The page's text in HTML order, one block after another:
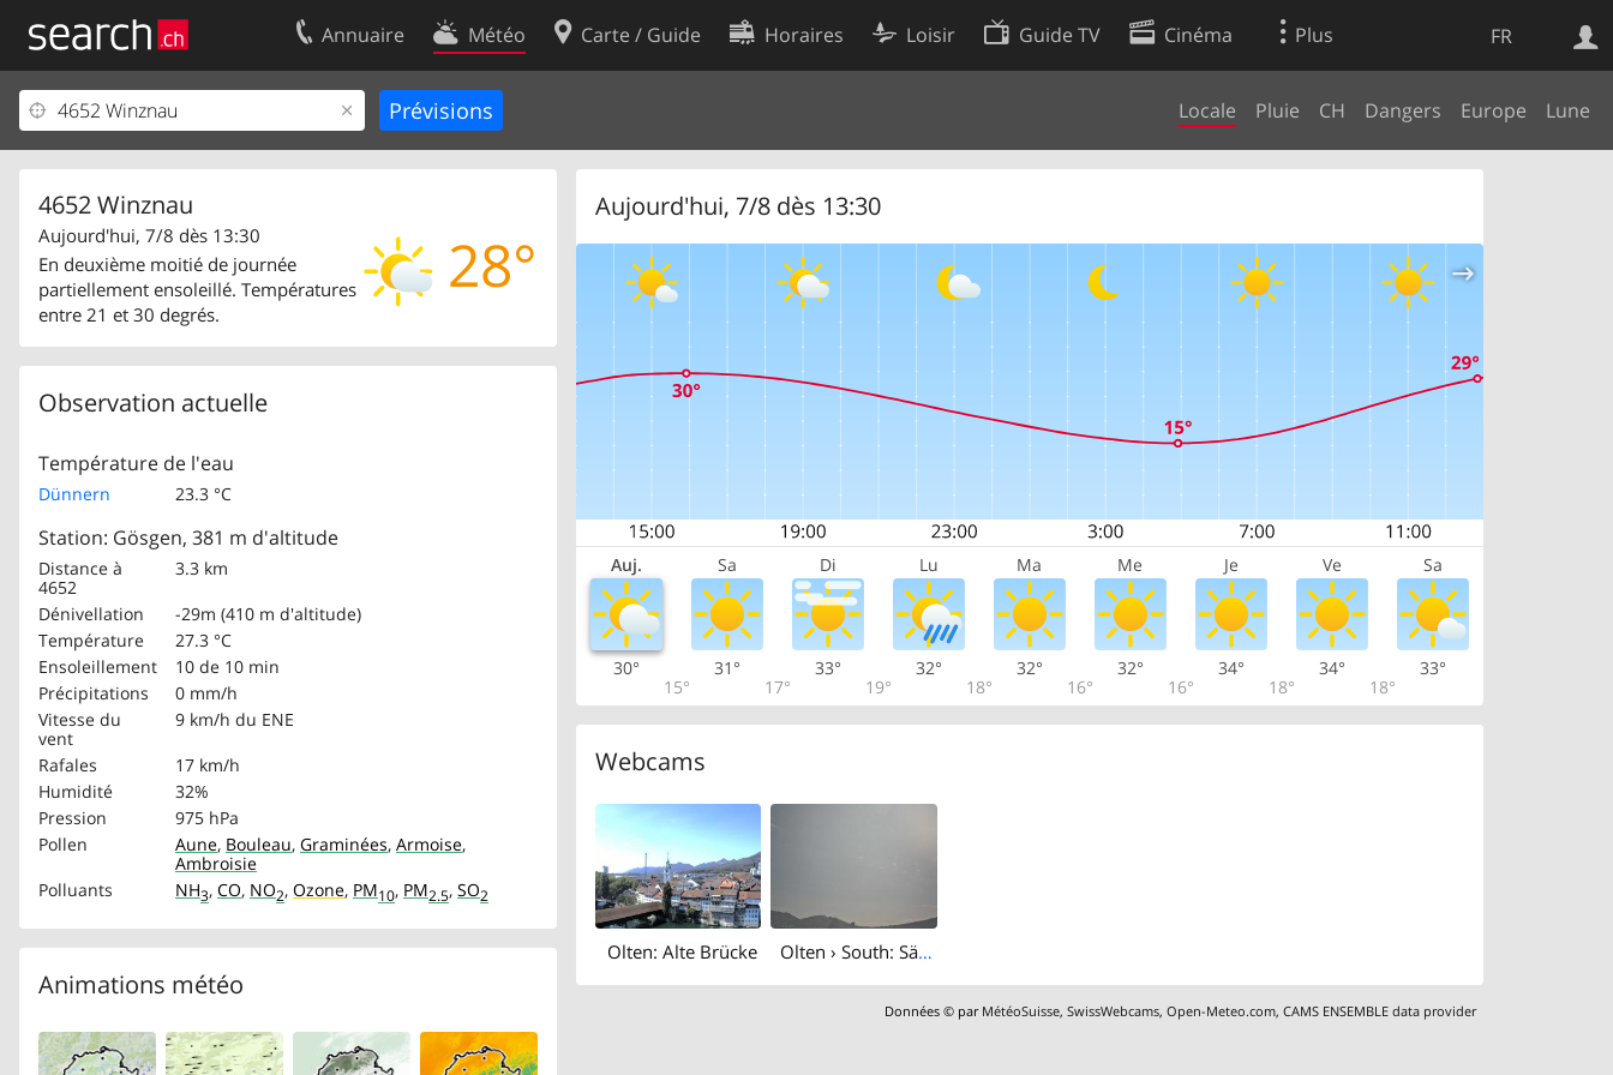
FR
Annuaire Météo Carte / Guide Horaires Loisir Guide TV Cinéma Plus
Locale Pluie CH Dangers Europe Lune
4652 Winznau
28°
Aujourd'hui, 7/8 dès 13:30
En deuxième moitié de journée
partiellement ensoleillé. Températures
entre 21 et 30 degrés.
Observation actuelle
Température de l'eau
Dünnern 23.3 °C
Station: Gösgen, 381 m d'altitude
Distance à
4652
3.3 km
Dénivellation
-29m (410 m d'altitude)
Température
27.3 °C
Ensoleillement
10 de 10 min
Précipitations
0 mm/h
Vitesse du
vent
9 km/h du ENE
Rafales
17 km/h
Humidité
32%
Pression
975 hPa
Pollen
Aune, Bouleau, Graminées, Armoise,
Ambroisie
Polluants
NH3, CO, NO2, Ozone, PM10, PM2.5, SO2
Animations météo
Aujourd'hui, 7/8 dès 13:30
Auj. Sa Di Lu Ma Me Je Ve Sa
30°
15°
31°
17°
33°
19°
32°
18°
32°
16°
32°
16°
34°
18°
34°
18°
33°
Webcams
Olten: Alte Brücke Olten › South: Sälischlössli - Ruine alt Wartburg
Données © par MétéoSuisse,SwissWebcams,Open-Meteo.com,CAMS ENSEMBLE data provider
Web
Votre inscription
Centre clients
Contact
Conditions d’utilisation
Préférences de cookies